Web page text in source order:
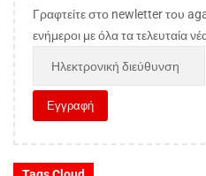
Γραφτείτε στο newletter του
ενήμεροι με όλα τα τελευταία